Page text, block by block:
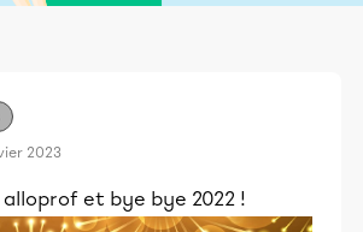
2023
et bye bye 2022 !